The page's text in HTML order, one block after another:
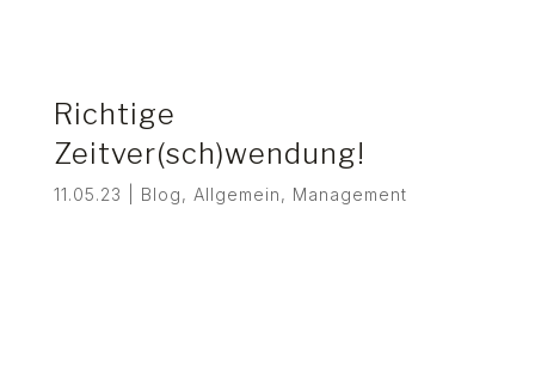
Richtige
Zeitver(sch)wendung!
11.05.23 Blog, Allgemein, Management